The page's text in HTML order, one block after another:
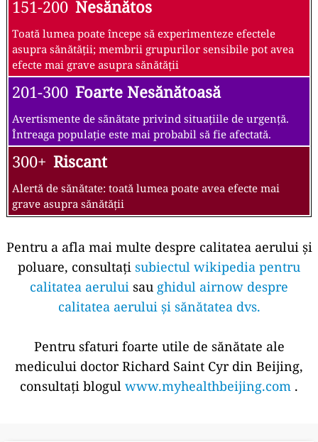
151-200 Nesănătos
Toată lumea poate începe să experimenteze efectele
asupra sănătății; membrii grupurilor sensibile pot avea
efecte mai grave asupra sănătății
201-300 Foarte Nesănătoasă
Avertismente de sănătate privind situațiile de urgență.
Întreaga populație este mai probabil să fie afectată.
300+ Riscant
Alertă de sănătate: toată lumea poate avea efecte mai
grave asupra sănătății
Pentru a afla mai multe despre calitatea aerului și
poluare, consultați subiectul wikipedia pentru
calitatea aerului sau ghidul airnow despre
calitatea aerului și sănătatea dvs.
Pentru sfaturi foarte utile de sănătate ale
medicului doctor Richard Saint Cyr din Beijing,
consultați blogul www.myhealthbeijing.com .